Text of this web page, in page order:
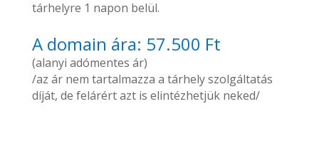
tárhelyre 1 napon belül.
A domain ára: 57.500 Ft
(alanyi adómentes ár)
/az ár nem tartalmazza a tárhely szolgáltatás
díját, de felárért azt is elintézhetjük neked/